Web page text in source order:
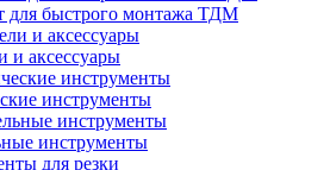
для быстрого монтажа ТДМ
и аксессуары
инструменты
инструменты